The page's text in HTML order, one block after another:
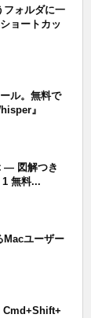
フォルダに一
ョートカッ
ル。無料で
』
— 図解つき
無料...
ユーザー
Cmd+Shift+